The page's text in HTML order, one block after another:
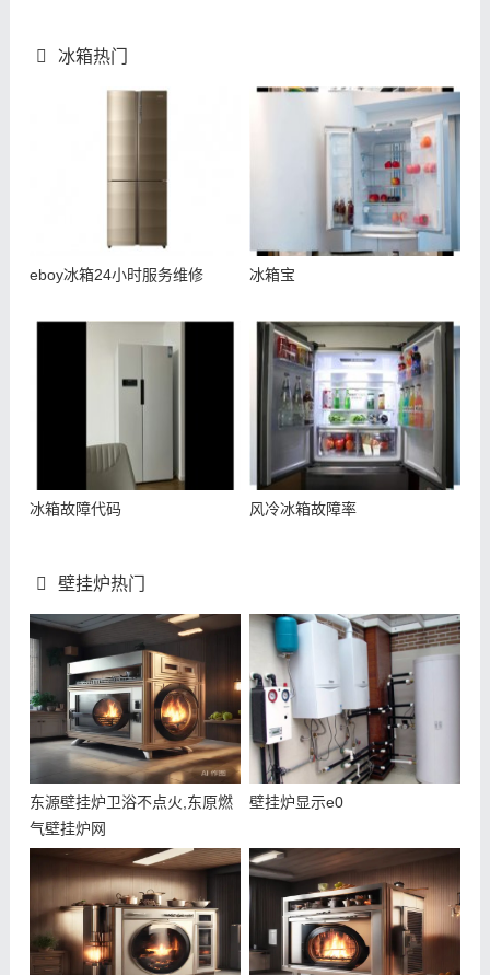
冰箱热门
eboy冰箱24小时服务维修 冰箱宝
冰箱故障代码 风冷冰箱故障率
壁挂炉热门
东源壁挂炉卫浴不点火,东原燃
气壁挂炉网
壁挂炉显示e0